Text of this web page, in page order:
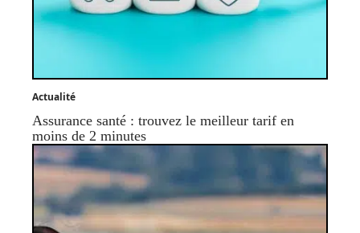
Actualité
Assurance santé : trouvez le meilleur tarif en
moins de 2 minutes